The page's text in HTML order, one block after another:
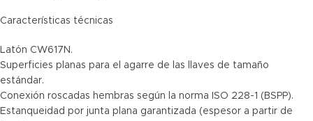
Características técnicas
Latón CW617N.
Superficies planas para el agarre de las llaves de tamaño
estándar.
Conexión roscadas hembras según la norma ISO 228-1 (BSPP).
Estanqueidad por junta plana garantizada (espesor a partir de